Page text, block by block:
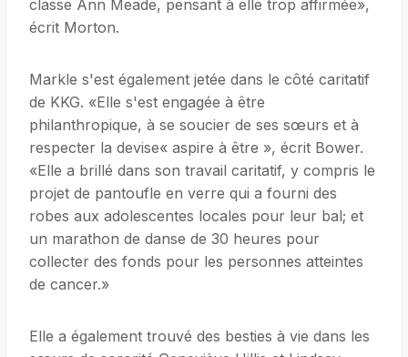
classe Ann Meade, pensant à elle trop affirmée»,
écrit Morton.
Markle s'est également jetée dans le côté caritatif
de KKG. «Elle s'est engagée à être
philanthropique, à se soucier de ses sœurs et à
respecter la devise« aspire à être », écrit Bower.
«Elle a brillé dans son travail caritatif, y compris le
projet de pantoufle en verre qui a fourni des
robes aux adolescentes locales pour leur bal; et
un marathon de danse de 30 heures pour
collecter des fonds pour les personnes atteintes
de cancer.»
Elle a également trouvé des besties à vie dans les